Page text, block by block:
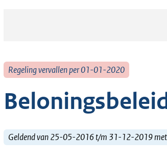
Regeling vervallen per 01-01-2020
Geldend van 25-05-2016 t/m 31-12-2019